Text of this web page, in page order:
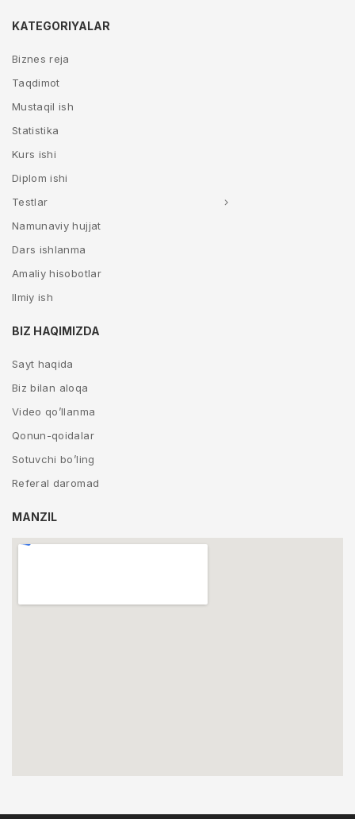
KATEGORIYALAR
Biznes reja
Taqdimot
Mustaqil ish
Statistika
Kurs ishi
Diplom ishi
Testlar
Namunaviy hujjat
Dars ishlanma
Amaliy hisobotlar
Ilmiy ish
BIZ HAQIMIZDA
Sayt haqida
Biz bilan aloqa
Video qo’llanma
Qonun-qoidalar
Sotuvchi bo’ling
Referal daromad
MANZIL